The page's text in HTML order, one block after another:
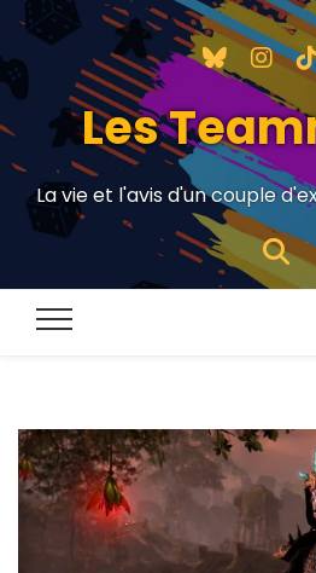
Les
La vie et l'avis d'un couple